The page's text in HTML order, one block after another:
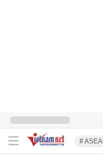
#